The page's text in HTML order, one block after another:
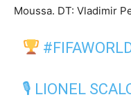
Moussa. DT: Vladimir
🎙 LIONEL